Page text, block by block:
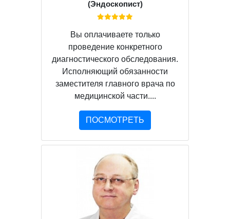
(Эндоскопист)
Вы оплачиваете только
проведение конкретного
диагностического обследования.
Исполняющий обязанности
заместителя главного врача по
медицинской части....
ПОСМОТРЕТЬ